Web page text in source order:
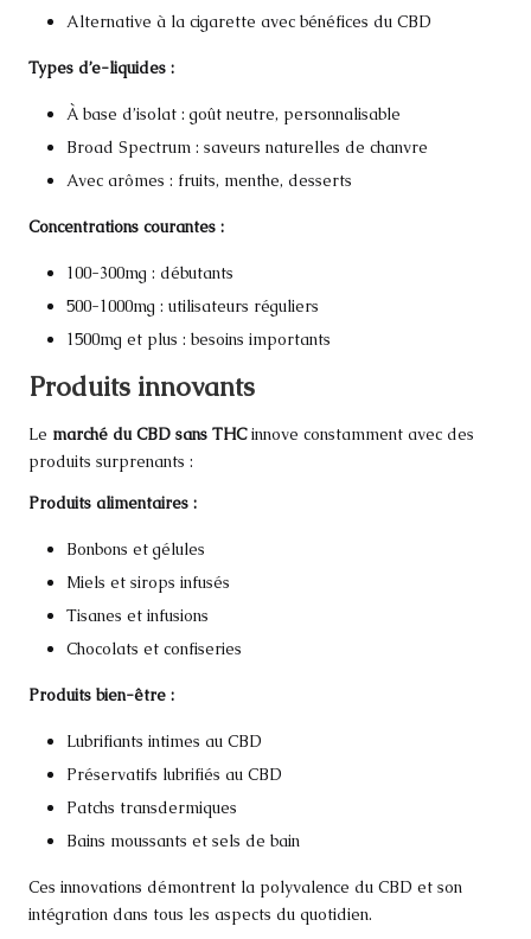
Alternative à la cigarette avec bénéfices du CBD
Types d’e-liquides :
À base d’isolat : goût neutre, personnalisable
Broad Spectrum : saveurs naturelles de chanvre
Avec arômes : fruits, menthe, desserts
Concentrations courantes :
100-300mg : débutants
500-1000mg : utilisateurs réguliers
1500mg et plus : besoins importants
Produits innovants
Le marché du CBD sans THCinnove constamment avec des
produits surprenants :
Produits alimentaires :
Bonbons et gélules
Miels et sirops infusés
Tisanes et infusions
Chocolats et confiseries
Produits bien-être :
Lubrifiants intimes au CBD
Préservatifs lubrifiés au CBD
Patchs transdermiques
Bains moussants et sels de bain
Ces innovations démontrent la polyvalence du CBD et son
intégration dans tous les aspects du quotidien.